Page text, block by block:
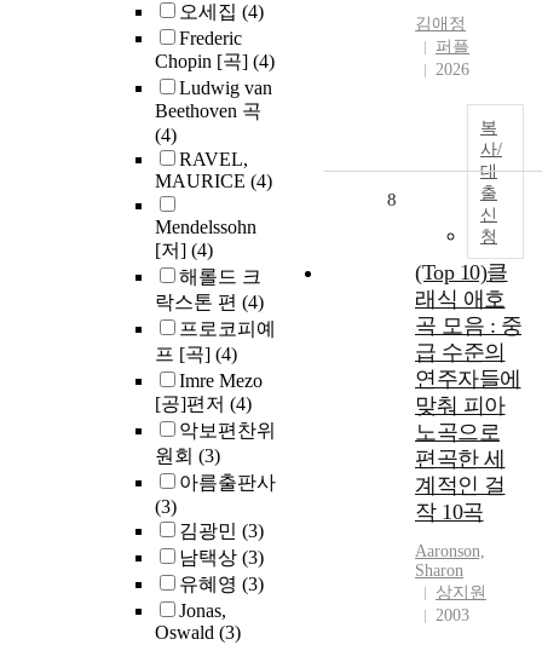
오세집 (4)
Frederic
Chopin [곡] (4)
Ludwig van
Beethoven 곡
(4)
RAVEL,
MAURICE (4)
Mendelssohn
[저] (4)
해롤드 크
락스톤 편 (4)
프로코피예
프 [곡] (4)
Imre Mezo
[공]편저 (4)
악보편찬위
원회 (3)
아름출판사
(3)
김광민 (3)
남택상 (3)
유혜영 (3)
Jonas,
Oswald (3)
김애정
퍼플
2026
복
사/
대
출
신
청
8
(Top 10)클
래식 애호
곡 모음 : 중
급 수준의
연주자들에
맞춰 피아
노곡으로
편곡한 세
계적인 걸
작 10곡
Aaronson,
Sharon
상지원
2003